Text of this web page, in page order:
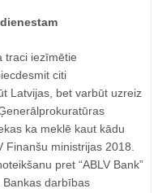
traci iezīmētie
citi
Latvijas, bet varbūt uzreiz
ka meklē kaut kādu
Finanšu ministrijas 2018.
pret “ABLV Bank”
darbības